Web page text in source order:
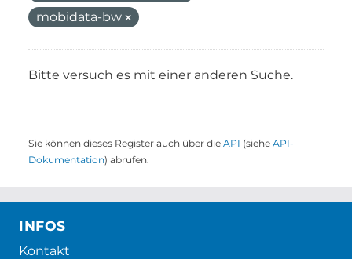
mobidata-bw
Bitte versuch es mit einer anderen Suche.
Sie können dieses Register auch über die API (siehe API-
Dokumentation) abrufen.
INFOS
Kontakt